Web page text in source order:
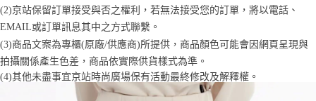
易，需依本服務之必要範圍內提供個人資料，並將交易相關給付款項請求債
權轉讓予恩沛科技股份有限公司。
２．關於個人資料處理事宜，請瀏覽以下網址：
https://aftee.tw/terms/#terms3
３．未成年的使用者請事先徵得法定代理人或監護人之同意方可使用
「AFTEE先享後付」，若未經同意申辦者引起之損失，本公司不負相關責
任。
４．使用「AFTEE先享後付」時，將依據個別帳號之用戶狀況，依本公司即
(2)京站保留訂單接受與否之權利，若無法接受您的訂單，將以電話、
EMAIL或訂單訊息其中之方式聯繫。
(3)商品文案為專櫃(原廠/供應商)所提供，商品顏色可能會因網頁呈現與
拍攝關係產生色差，商品依實際供貨樣式為準。
(4)其他未盡事宜京站時尚廣場保有活動最終修改及解釋權。